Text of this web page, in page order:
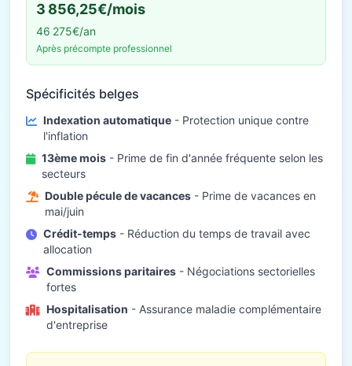
3 856,25€/mois
46 275€/an
Après précompte professionnel
Spécificités belges
Indexation automatique - Protection unique contre
l'inflation
13ème mois - Prime de fin d'année fréquente selon les
secteurs
Double pécule de vacances - Prime de vacances en
mai/juin
Crédit-temps - Réduction du temps de travail avec
allocation
Commissions paritaires - Négociations sectorielles
fortes
Hospitalisation - Assurance maladie complémentaire
d'entreprise